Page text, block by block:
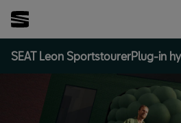
SEAT Leon SportstourerPlug-in